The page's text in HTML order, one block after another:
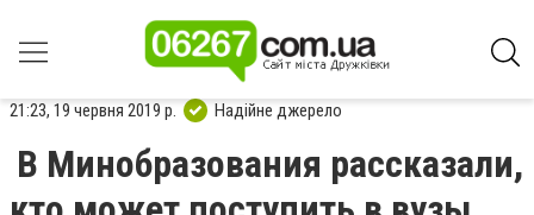
21:23, 19 червня 2019 р. Надійне джерело
В Минобразования рассказали,